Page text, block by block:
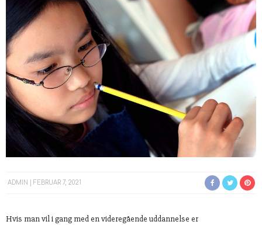
ADMIN FEBRUAR 7, 2021
Hvis man vil i gang med en videregående uddannelse er